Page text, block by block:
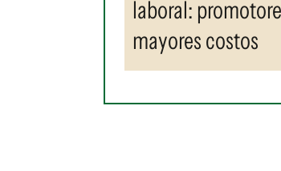
laboral:
mayores costos